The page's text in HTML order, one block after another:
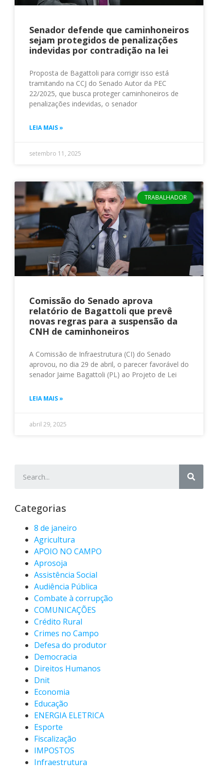
Senador defende que caminhoneiros
sejam protegidos de penalizações
indevidas por contradição na lei
Proposta de Bagattoli para corrigir isso está
tramitando na CCJ do Senado Autor da PEC
22/2025, que busca proteger caminhoneiros de
penalizações indevidas, o senador
LEIA MAIS »
setembro 11, 2025
TRABALHADOR
Comissão do Senado aprova
relatório de Bagattoli que prevê
novas regras para a suspensão da
CNH de caminhoneiros
A Comissão de Infraestrutura (CI) do Senado
aprovou, no dia 29 de abril, o parecer favorável do
senador Jaime Bagattoli (PL) ao Projeto de Lei
LEIA MAIS »
abril 29, 2025
Categorias
8 de janeiro
Agricultura
APOIO NO CAMPO
Aprosoja
Assistência Social
Audiência Pública
Combate à corrupção
COMUNICAÇÕES
Crédito Rural
Crimes no Campo
Defesa do produtor
Democracia
Direitos Humanos
Dnit
Economia
Educação
ENERGIA ELETRICA
Esporte
Fiscalização
IMPOSTOS
Infraestrutura